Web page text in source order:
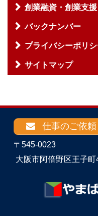
創業融資・創業支援
バックナンバー
プライバシーポリ
サイトマップ
仕事のご依
〒545-0023
大阪市阿倍野区王子町